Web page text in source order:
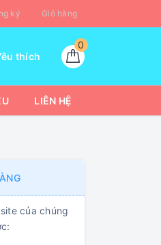
ký Giỏ hàng
0
thích
LIÊN HỆ
của chúng